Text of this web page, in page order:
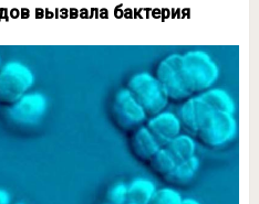
вызвала бактерия